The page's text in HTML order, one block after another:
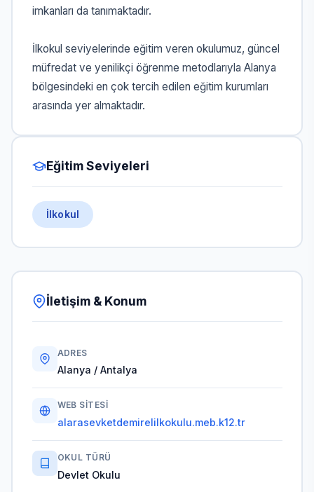
imkanları da tanımaktadır.
İlkokul seviyelerinde eğitim veren okulumuz, güncel
müfredat ve yenilikçi öğrenme metodlarıyla Alanya
bölgesindeki en çok tercih edilen eğitim kurumları
arasında yer almaktadır.
Eğitim Seviyeleri
İlkokul
İletişim & Konum
ADRES
Alanya / Antalya
WEB SITESI
alarasevketdemirelilkokulu.meb.k12.tr
OKUL TÜRÜ
Devlet Okulu